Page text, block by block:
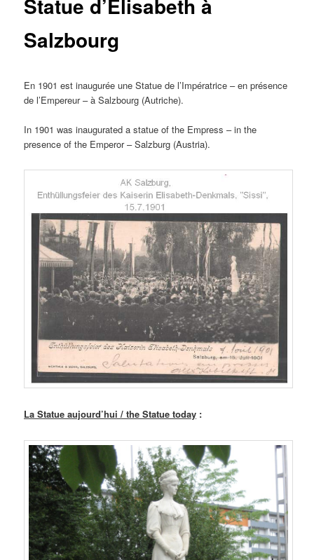
Statue d’Elisabeth à
Salzbourg
En 1901 est inaugurée une Statue de l’Impératrice – en présence
de l’Empereur – à Salzbourg (Autriche).
In 1901 was inaugurated a statue of the Empress – in the
presence of the Emperor – Salzburg (Austria).
La Statue aujourd’hui / the Statue today :